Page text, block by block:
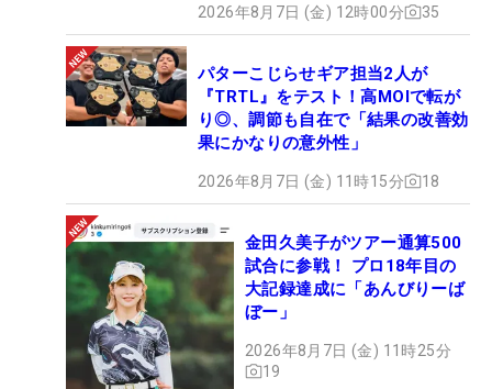
2026年8月7日 (金) 12時00分 35
パターこじらせギア担当2人が
『TRTL』をテスト！高MOIで転が
り◎、調節も自在で「結果の改善効
果にかなりの意外性」
2026年8月7日 (金) 11時15分 18
金田久美子がツアー通算500
試合に参戦！ プロ18年目の
大記録達成に「あんびりーば
ぼー」
2026年8月7日 (金) 11時25分
19